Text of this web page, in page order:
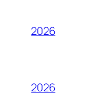
2026
2026